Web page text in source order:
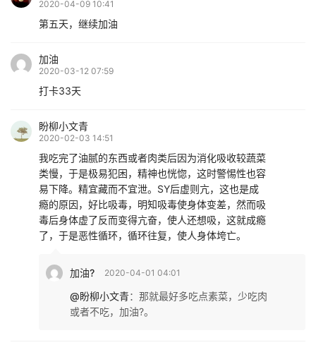
2020-04-09 10:41
第五天，继续加油
加油
2020-03-12 07:59
打卡33天
盼柳小文青
2020-02-03 14:51
我吃完了油腻的东西或者肉类后因为消化吸收较蔬菜
类慢，于是极易犯困，精神也恍惚，这时警惕性也容
易下降。精宜藏而不宜泄。SY后虚则亢，这也是成
瘾的原因，好比吸毒，明知吸毒使身体变差，然而吸
毒后身体虚了反而变得亢奋，使人还想吸，这就成瘾
了，于是恶性循环，循环往复，使人身体垮亡。
加油? 2020-04-01 04:01
@盼柳小文青： 那就最好多吃点素菜，少吃肉
或者不吃，加油?。